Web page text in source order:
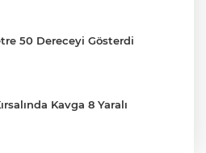
50 Dereceyi Gösterdi
Kavga 8 Yaralı